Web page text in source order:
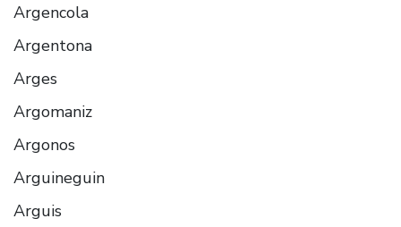
Argencola
Argentona
Arges
Argomaniz
Argonos
Arguineguin
Arguis